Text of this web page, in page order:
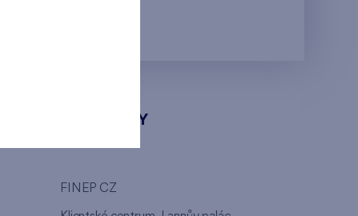
KONTAKTY
FINEP CZ